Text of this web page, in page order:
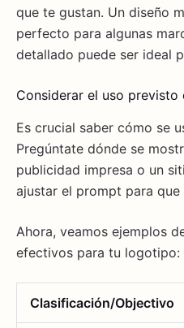
que te gustan. Un diseño
perfecto para algunas
detallado puede ser ideal
Considerar el uso
Es crucial saber cómo se
Pregúntate dónde se
publicidad impresa o un
ajustar el prompt para
Ahora, veamos ejemplos
efectivos para tu logotipo:
Clasificación/Objectivo